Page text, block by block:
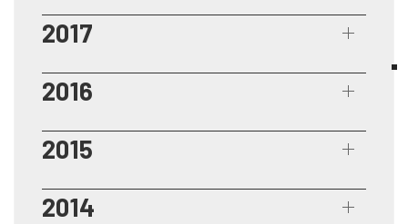
2017
2016
2015
2014